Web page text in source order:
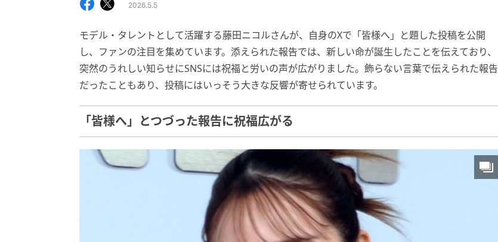
2026.5.5
モデル・タレントとして活躍する藤田ニコルさんが、自身のXで「皆様へ」と題した投稿を公開
し、ファンの注目を集めています。添えられた報告では、新しい命が誕生したことを伝えており、
突然のうれしい知らせにSNSには祝福と労いの声が広がりました。飾らない言葉で伝えられた報告
だったこともあり、投稿にはいっそう大きな反響が寄せられています。
「皆様へ」とつづった報告に祝福広がる